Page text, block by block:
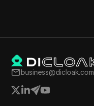
business@dicloak.com